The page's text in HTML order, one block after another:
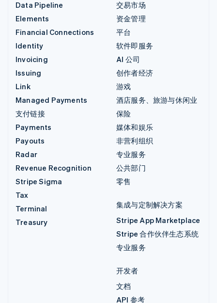
Data Pipeline
Elements
Financial Connections
Identity
Invoicing
Issuing
Link
Managed Payments
支付链接
Payments
Payouts
Radar
Revenue Recognition
Stripe Sigma
Tax
Terminal
Treasury
交易市场
资金管理
平台
软件即服务
AI 公司
创作者经济
游戏
酒店服务、旅游与休闲业
保险
媒体和娱乐
非营利组织
专业服务
公共部门
零售
集成与定制解决方案
Stripe App Marketplace
Stripe 合作伙伴生态系统
专业服务
开发者
文档
API 参考